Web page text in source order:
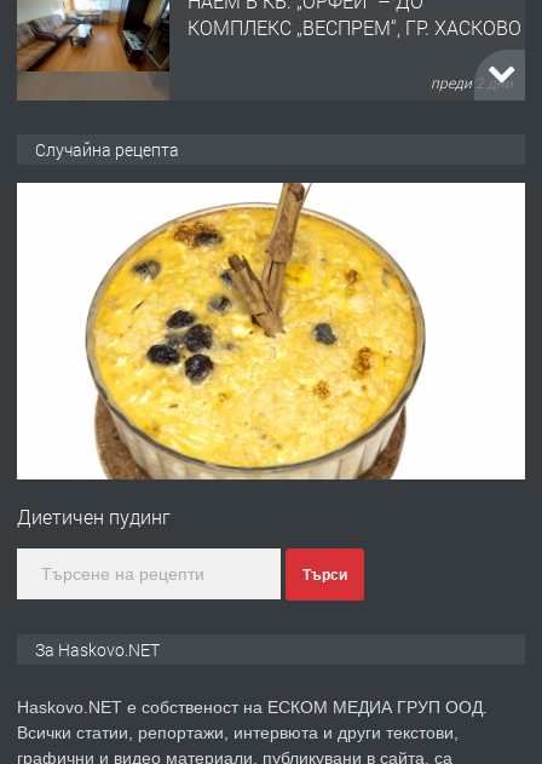
КОМПЛЕКС „ВЕСПРЕМ“, ГР. ХАСКОВО
преди 2 дни
АПАРТАМЕНТ В ЦЕНТЪРА НА ГР.
ХАСКОВО
Давам гараж под наем
№4120 Магазин/Офис под наем в кв.
преди 4 дни
Случайна рецепта
Диетичен пудинг
Търси
За Haskovo.NET
Haskovo.NET е собственост на ЕСКОМ МЕДИА ГРУП ООД.
Всички статии, репортажи, интервюта и други текстови,
графични и видео материали, публикувани в сайта, са